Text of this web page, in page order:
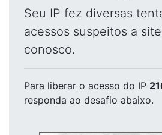
Seu IP fez diversas
acessos suspeitos a
conosco.
Para liberar o acesso do IP
responda ao desafio abaixo.